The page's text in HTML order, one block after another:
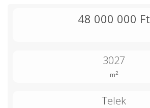
48 000 000 Ft
3027
m2
Telek